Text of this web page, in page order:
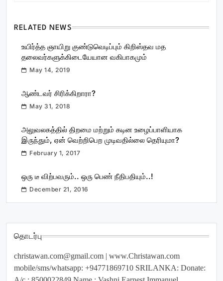
RELATED NEWS
உயிர்த்த ஞாயிறு குண்டுவெடிப்பும் கிறிஸ்தவ மத
தலைவர்களுக்கிடையேயான வகிபாகமும்
May 14, 2019
ஆண்டவர் சிரிக்கிறாரா?
May 31, 2018
அலுவலகத்தில் திறமை மற்றும் கடின உழைப்பாளியாக
இருந்தும், ஏன் வெற்றிபெற முடிவதில்லை தெரியுமா?
February 1, 2017
ஒரு டீ விற்பவரும்.. ஒரு பெண் நீதிபதியும்..!
December 21, 2016
தொடர்பு
christawan.com@gmail.com | www.Christawan.com
mobile/sms/whatsapp: +94771869710 SRILANKA: Donate: